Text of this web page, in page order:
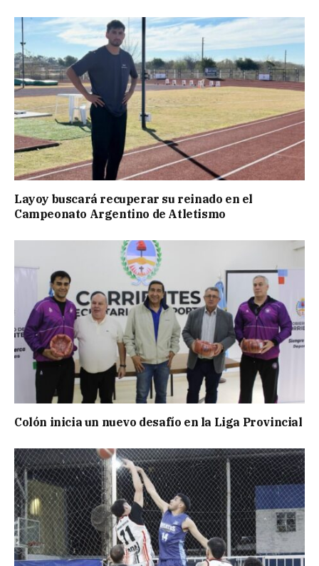
Layoy buscará recuperar su reinado en el
Campeonato Argentino de Atletismo
Colón inicia un nuevo desafío en la Liga Provincial